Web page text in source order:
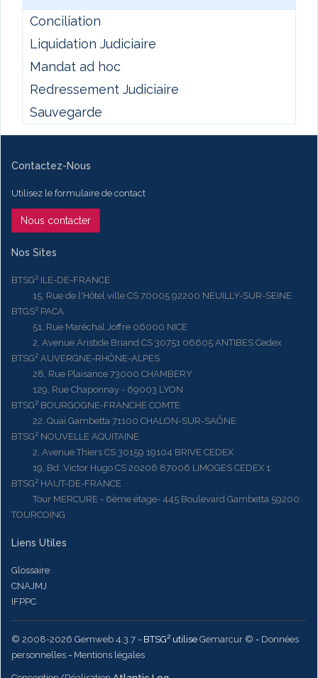
Conciliation
Liquidation Judiciaire
Mandat ad hoc
Redressement Judiciaire
Sauvegarde
Contactez-Nous
Utilisez le formulaire de contact
Nous contacter
Nos Sites
BTSG² ILE-DE-FRANCE
15, Rue de l'Hôtel ville CS 70005 92200 NEUILLY-SUR-SEINE
BTGS² PACA
51, Rue Maréchal Joffre 06000 NICE
2, Avenue Aristide Briand CS 30751 06605 ANTIBES Cedex
BTSG² AUVERGNE-RHÔNE-ALPES
28, Rue Plaisance 73000 CHAMBERY
129, Rue Chaponnay - 69003 LYON
BTSG² BOURGOGNE-FRANCHE COMTE
22, Quai Gambetta 71100 CHALON-SUR-SAÔNE
BTSG² NOUVELLE AQUITAINE
2, Avenue Thiers CS 30159 19104 BRIVE CEDEX
19, Bd. Victor Hugo CS 20206 87006 LIMOGES CEDEX 1
BTSG² HAUT-DE-FRANCE
Tour MERCURE - 6ème étage- 445 Boulevard Gambetta 59200
TOURCOING
Liens Utiles
Glossaire
CNAJMJ
IFPPC
© 2008-2026 Gemweb 4.3.7 - BTSG² utilise Gemarcur © - Données
personnelles - Mentions légales